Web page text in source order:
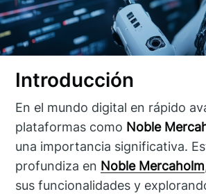
Introducción
En el mundo digital en rápido
plataformas como Noble
una importancia significativa.
profundiza en Noble Mercaholm
sus funcionalidades y